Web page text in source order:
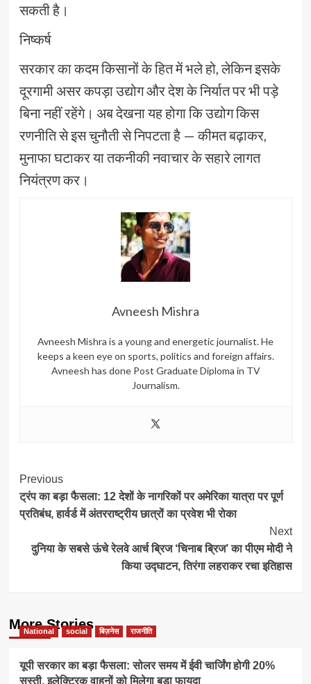
सकती है।
निष्कर्ष
सरकार का कदम किसानों के हित में भले हो, लेकिन इसके
दूरगामी असर कपड़ा उद्योग और देश के निर्यात पर भी पड़े
बिना नहीं रहेंगे। अब देखना यह होगा कि उद्योग किस
रणनीति से इस चुनौती से निपटता है — कीमत बढ़ाकर,
मुनाफा घटाकर या तकनीकी नवाचार के सहारे लागत
नियंत्रण कर।
Avneesh Mishra
Avneesh Mishra is a young and energetic journalist. He
keeps a keen eye on sports, politics and foreign affairs.
Avneesh has done Post Graduate Diploma in TV
Journalism.
Post
Navigation
Previous
ट्रंप का बड़ा फैसला: 12 देशों के नागरिकों पर अमेरिका यात्रा पर पूर्ण
प्रतिबंध, हार्वर्ड में अंतरराष्ट्रीय छात्रों का प्रवेश भी रोका
Next
दुनिया के सबसे ऊंचे रेलवे आर्च ब्रिज ‘चिनाब ब्रिज’ का पीएम मोदी ने
किया उद्घाटन, तिरंगा लहराकर रचा इतिहास
More Stories
National social बिज़नेस राजनीति
यूपी सरकार का बड़ा फैसला: सोलर समय में ईवी चार्जिंग होगी 20%
सस्ती, इलेक्ट्रिक वाहनों को मिलेगा बड़ा फायदा